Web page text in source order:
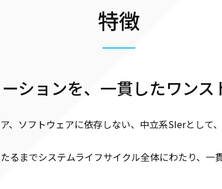
特徴
ションを、一貫したワン
、ソフトウェアに依存しない、中立系SIerとし
るまでシステムライフサイクル全体にわたり、